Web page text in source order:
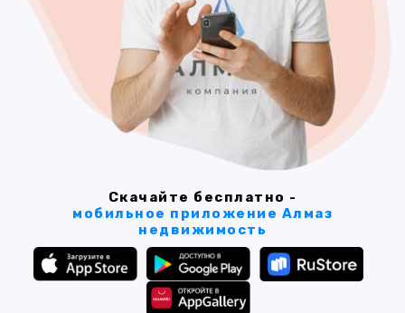
Скачайте бесплатно -
мобильное приложение Алмаз
недвижимость